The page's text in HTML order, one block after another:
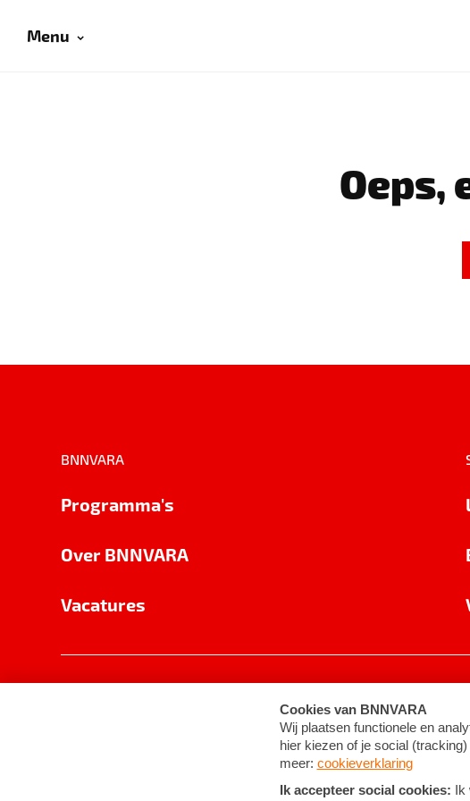
Menu
Oeps,
BNNVARA
Programma's
Over BNNVARA
Vacatures
Cookie-instellingen Algemene